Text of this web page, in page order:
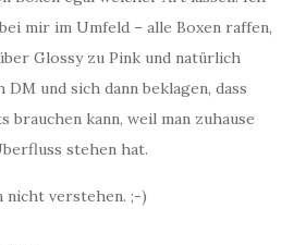
mir im Umfeld – alle Boxen raffen,
Glossy zu Pink und natürlich
DM und sich dann beklagen, dass
brauchen kann, weil man zuhause
stehen hat.
nicht verstehen. ;-)